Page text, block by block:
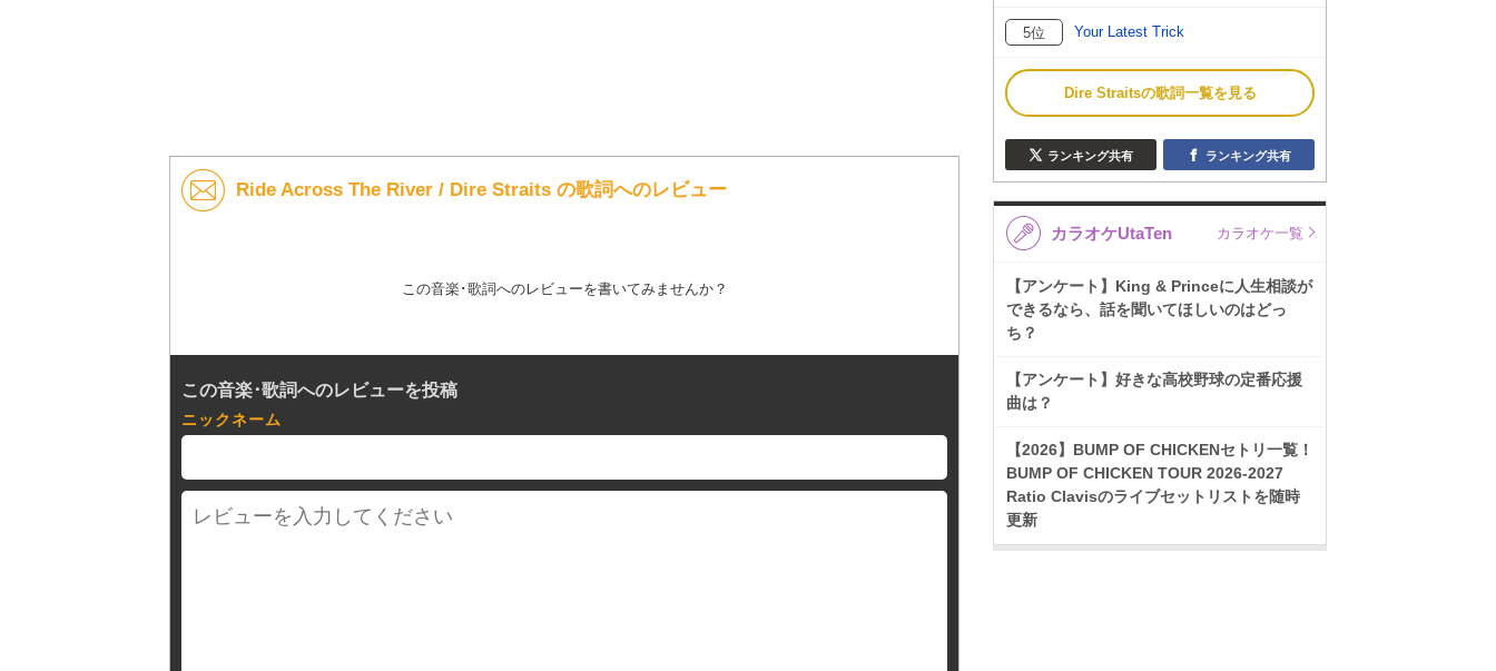
Ride Across The River / Dire Straits の歌詞へのレビュー
この音楽･歌詞へのレビューを書いてみませんか？
この音楽･歌詞へのレビューを投稿
ニックネーム
5位 Your Latest Trick
Dire Straitsの歌詞一覧を見る
ランキング共有 ランキング共有
カラオケUtaTen カラオケ一覧
【アンケート】King & Princeに人生相談が
できるなら、話を聞いてほしいのはどっ
ち？
【アンケート】好きな高校野球の定番応援
曲は？
【2026】BUMP OF CHICKENセトリ一覧！
BUMP OF CHICKEN TOUR 2026-2027
Ratio Clavisのライブセットリストを随時
更新